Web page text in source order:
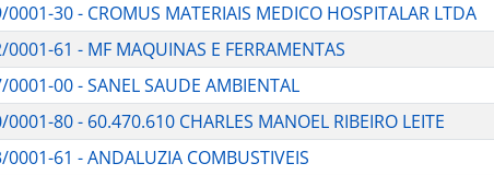
30 - CROMUS MATERIAIS MEDICO HOSPITALAR LTDA
61 - MF MAQUINAS E FERRAMENTAS
00 - SANEL SAUDE AMBIENTAL
80 - 60.470.610 CHARLES MANOEL RIBEIRO LEITE
61 - ANDALUZIA COMBUSTIVEIS